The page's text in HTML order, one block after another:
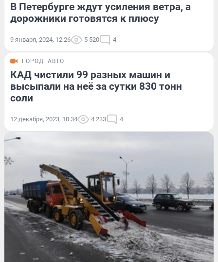
В Петербурге ждут усиления ветра, а
дорожники готовятся к плюсу
9 января, 2024, 12:26 5 520 4
ГОРОД АВТО
КАД чистили 99 разных машин и
высыпали на неё за сутки 830 тонн
соли
12 декабря, 2023, 10:34 4 233 4